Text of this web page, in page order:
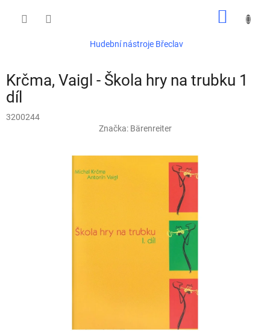
Hudební nástroje Břeclav
Krčma, Vaigl - Škola hry na trubku 1
díl
3200244
Značka: Bärenreiter